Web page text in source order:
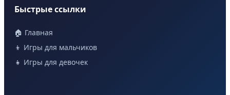
Быстрые ссылки
🏠 Главная
👦 Игры для мальчиков
👧 Игры для девочек